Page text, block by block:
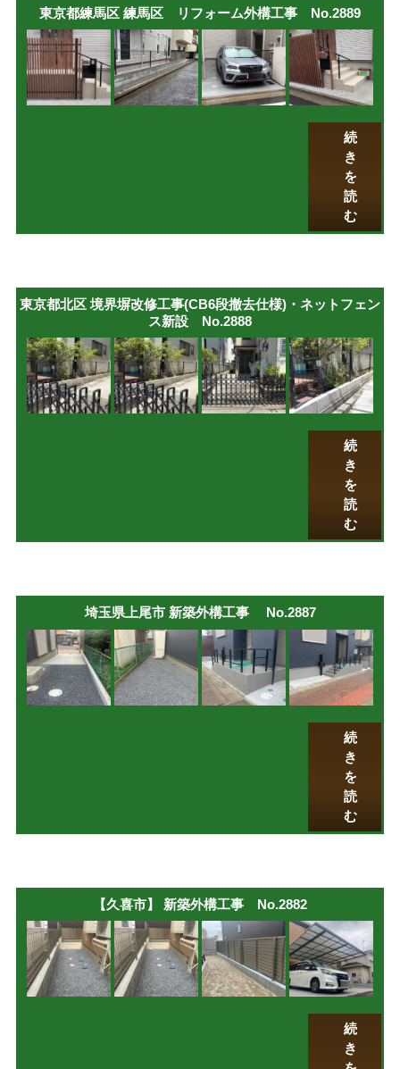
東京都練馬区 練馬区 リフォーム外構工事 No.2889
続
き
を
読
む
東京都北区 境界塀改修工事(CB6段撤去仕様)・ネットフェン
ス新設 No.2888
続
き
を
読
む
埼玉県上尾市 新築外構工事 No.2887
続
き
を
読
む
【久喜市】 新築外構工事 No.2882
続
き